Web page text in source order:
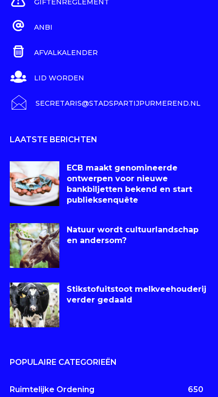
GIFTENREGLEMENT
ANBI
AFVALKALENDER
LID WORDEN
SECRETARIS@STADSPARTIJPURMEREND.NL
LAATSTE BERICHTEN
ECB maakt genomineerde
ontwerpen voor nieuwe
bankbiljetten bekend en start
publieksenquête
Natuur wordt cultuurlandschap
en andersom?
Stikstofuitstoot melkveehouderij
verder gedaald
POPULAIRE CATEGORIEËN
Ruimtelijke Ordening 650